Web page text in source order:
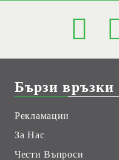
Бързи връзки
Рекламации
За Нас
Чести Въпроси